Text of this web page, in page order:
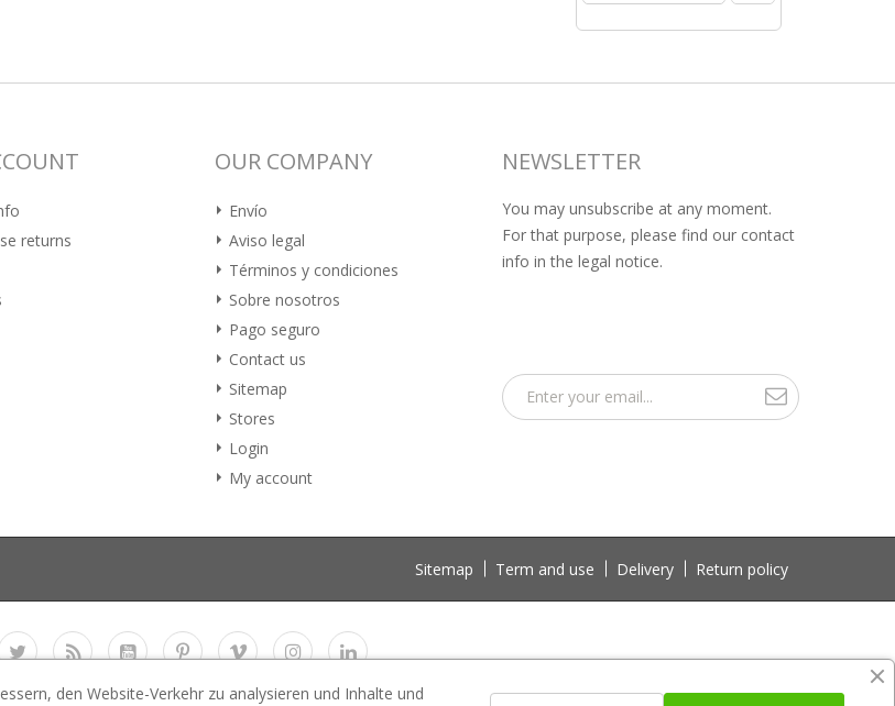
returns
OUR COMPANY
Envío
Aviso legal
Términos y condiciones
Sobre nosotros
Pago seguro
Contact us
Sitemap
Stores
Login
My account
NEWSLETTER
You may unsubscribe at any moment.
For that purpose, please find our contact
info in the legal notice.
Sitemap Term and use Delivery Return policy
den Website-Verkehr zu analysieren und Inhalte und